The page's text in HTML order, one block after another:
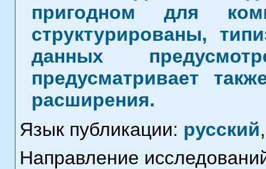
пригодном для
структурированы,
данных
предусматривает
расширения.
Язык публикации: русский,
Направление